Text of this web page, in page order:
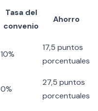
Tasa del
convenio
Ahorro
10%
17,5 puntos
porcentuales
0%
27,5 puntos
porcentuales